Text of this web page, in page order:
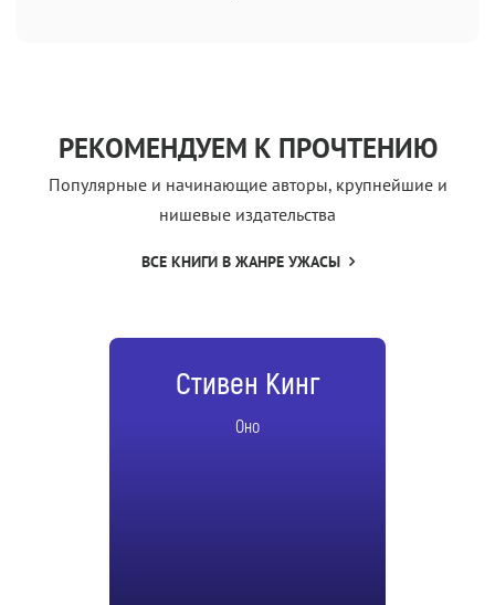
РЕКОМЕНДУЕМ К ПРОЧТЕНИЮ
Популярные и начинающие авторы, крупнейшие и
нишевые издательства
ВСЕ КНИГИ В ЖАНРЕ УЖАСЫ
Стивен Кинг
Оно